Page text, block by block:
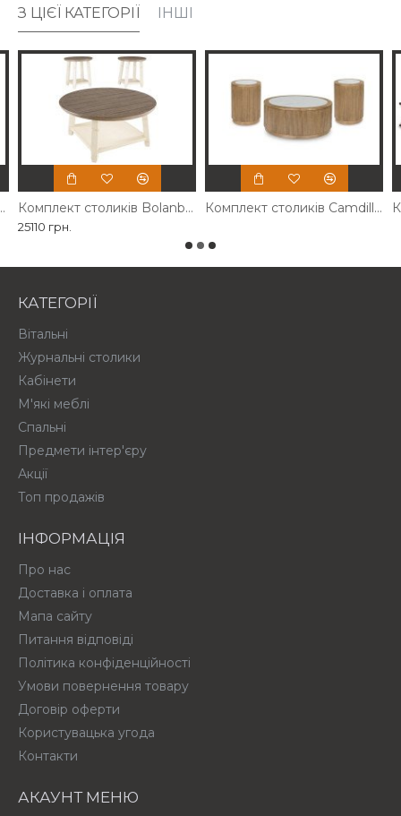
З ЦІЄЇ КАТЕГОРІЇ ІНШІ
Ashley Комплект столиків Bolanbrook Ashley
25110 грн.
Комплект столиків Camdill Ashley
КАТЕГОРІЇ
Вітальні
Журнальні столики
Кабінети
М'які меблі
Спальні
Предмети інтер'єру
Акції
Топ продажів
ІНФОРМАЦІЯ
Про нас
Доставка і оплата
Мапа сайту
Питання відповіді
Політика конфіденційності
Умови повернення товару
Договір оферти
Користувацька угода
Контакти
АКАУНТ МЕНЮ